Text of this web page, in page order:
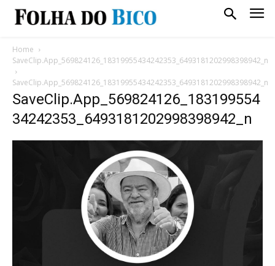
Home
SaveClip.App_569824126_18319955434242353_6493181202998398942_n
SaveClip.App_569824126_18319955434242353_6493181202998398942_n
SaveClip.App_569824126_183199554
34242353_6493181202998398942_n